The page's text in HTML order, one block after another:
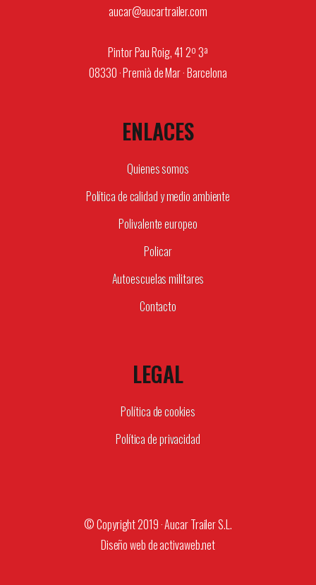
aucar@aucartrailer.com
Pintor Pau Roig, 41 2º 3ª
08330 · Premià de Mar · Barcelona
ENLACES
Quienes somos
Política de calidad y medio ambiente
Polivalente europeo
Policar
Autoescuelas militares
Contacto
LEGAL
Política de cookies
Política de privacidad
© Copyright 2019 · Aucar Trailer S.L.
Diseño web deactivaweb.net